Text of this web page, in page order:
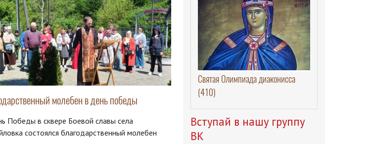
молебен в день победы
Победы в сквере Боевой славы села
состоялся благодарственный молебен
Святая Олимпиада диаконисса
(410)
Вступай в нашу группу
ВК